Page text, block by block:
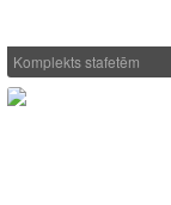
Komplekts stafetēm